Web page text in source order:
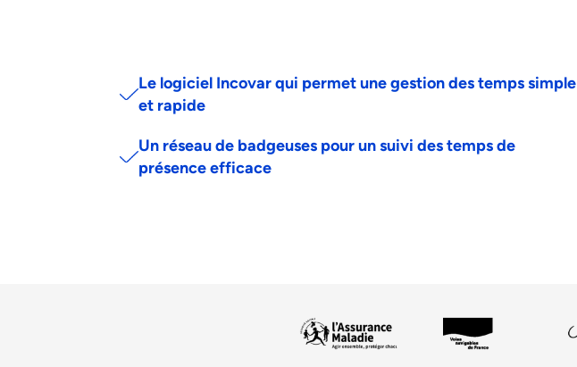
Le logiciel Incovar qui permet une gestion des temps simple
et rapide
Un réseau de badgeuses pour un suivi des temps de
présence efficace